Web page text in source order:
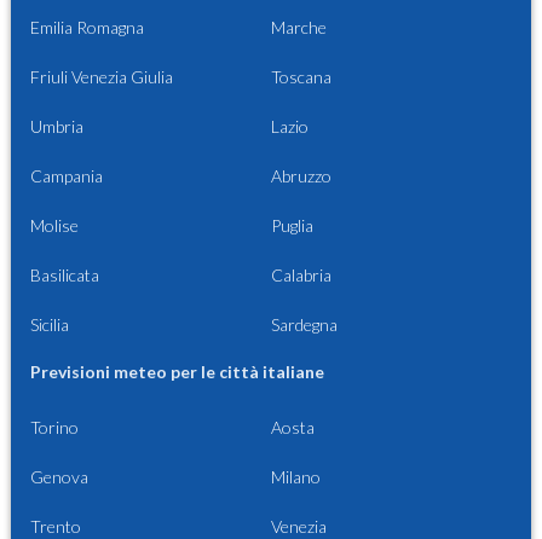
Emilia Romagna Marche
Friuli Venezia Giulia Toscana
Umbria Lazio
Campania Abruzzo
Molise Puglia
Basilicata Calabria
Sicilia Sardegna
Previsioni meteo per le città italiane
Torino Aosta
Genova Milano
Trento Venezia